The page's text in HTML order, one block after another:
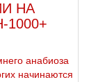
НА
анабиоза
начинаются